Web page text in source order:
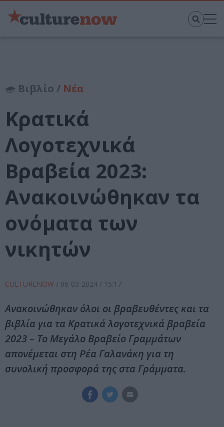
Βιβλίο / Νέα
Κρατικά
Λογοτεχνικά
Βραβεία 2023:
Ανακοινώθηκαν τα
ονόματα των
νικητών
CULTURENOW / 06-03-2024 / 15:17
Ανακοινώθηκαν όλοι οι βραβευθέντες και τα
βιβλία για τα Κρατικά λογοτεχνικά βραβεία
2023 – Το Μεγάλο Βραβείο Γραμμάτων
απονέμεται στη Ρέα Γαλανάκη για τη
συνολική προσφορά της στα Γράμματα.